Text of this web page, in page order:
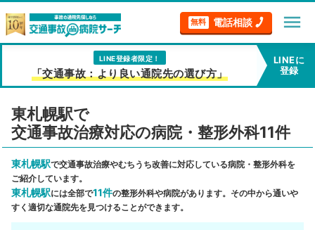
無料 電話相談 menu
LINE登録者限定！
「交通事故：より良い通院先の選び方」
LINEに
登録
東札幌駅で
交通事故治療対応の病院・整形外科11件
東札幌駅で交通事故治療やむちうち改善に対応している病院・整形外科を
ご紹介しています。
東札幌駅には全部で11件の整形外科や病院があります。その中から通いや
すく適切な通院先を見つけることができます。